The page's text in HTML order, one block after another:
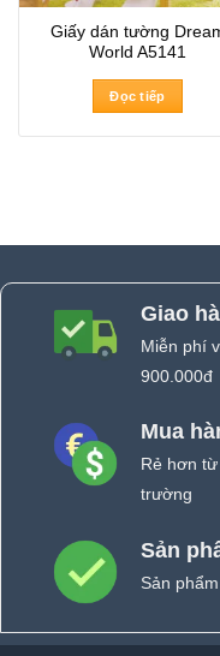
Giấy dán tường
World A5141
Đọc tiếp
Giao
Miễn phí
900.000đ
Mua
Rẻ hơn
trường
Sản
Sản